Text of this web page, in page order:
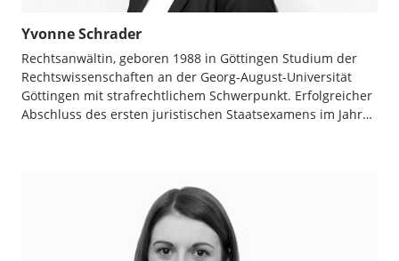
Yvonne Schrader
Rechtsanwältin, geboren 1988 in Göttingen Studium der
Rechtswissenschaften an der Georg-August-Universität
Göttingen mit strafrechtlichem Schwerpunkt. Erfolgreicher
Abschluss des ersten juristischen Staatsexamens im Jahr…